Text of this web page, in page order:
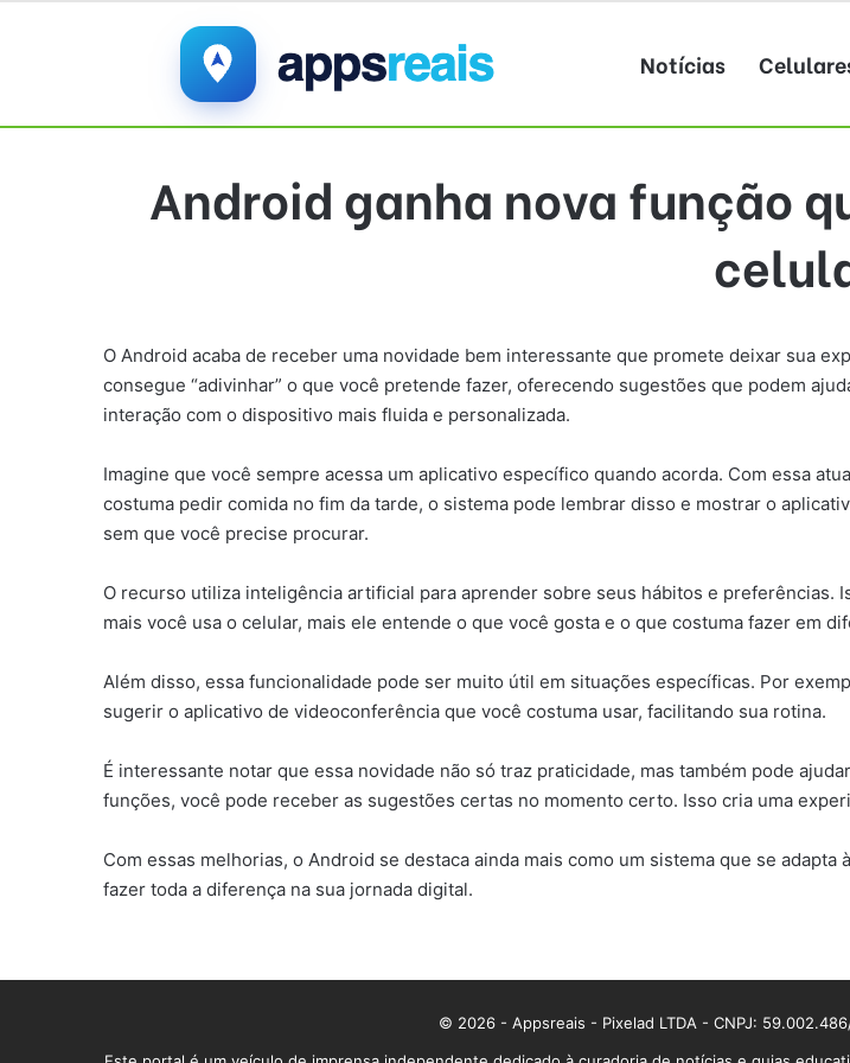
Notícias
Android ganha nova função
O Android acaba de receber uma novidade bem interessante que promete deixar sua
consegue “adivinhar” o que você pretende fazer, oferecendo sugestões que podem
interação com o dispositivo mais fluida e personalizada.
Imagine que você sempre acessa um aplicativo específico quando acorda. Com essa
costuma pedir comida no fim da tarde, o sistema pode lembrar disso e mostrar o
sem que você precise procurar.
O recurso utiliza inteligência artificial para aprender sobre seus hábitos e preferências.
mais você usa o celular, mais ele entende o que você gosta e o que costuma fazer em
Além disso, essa funcionalidade pode ser muito útil em situações específicas. Por
sugerir o aplicativo de videoconferência que você costuma usar, facilitando sua rotina.
É interessante notar que essa novidade não só traz praticidade, mas também pode
funções, você pode receber as sugestões certas no momento certo. Isso cria uma
Com essas melhorias, o Android se destaca ainda mais como um sistema que se
fazer toda a diferença na sua jornada digital.
© 2026 - Appsreais - Pixelad LTDA - CNPJ: